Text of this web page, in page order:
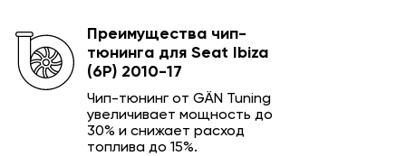
Преимущества чип-
тюнинга для Seat Ibiza
(6P) 2010-17
Чип-тюнинг от GÄN Tuning
увеличивает мощность до
30% и снижает расход
топлива до 15%.